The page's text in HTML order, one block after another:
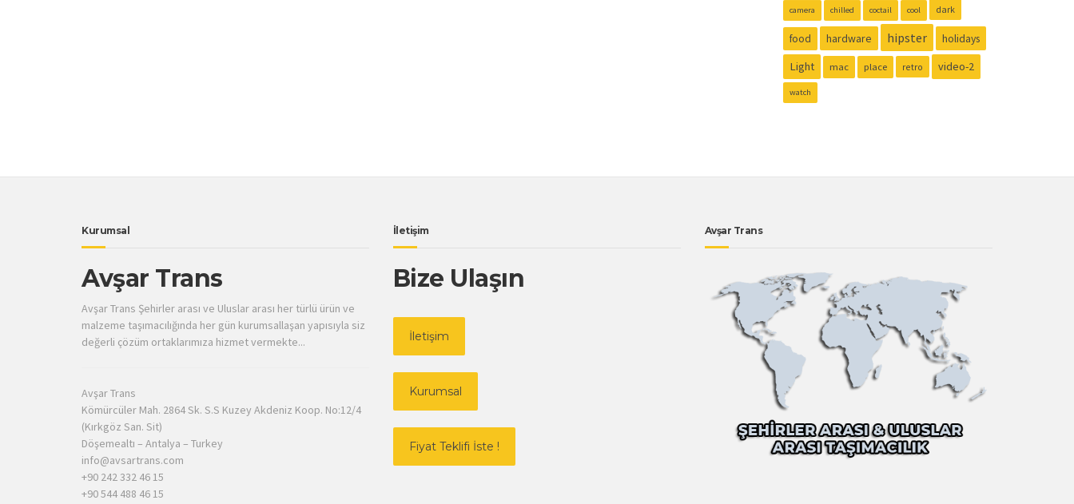
camera chilled coctail cool dark
food hardware hipster
holidays
Light
mac place retro video-2
watch
Kurumsal
Avşar Trans
Avşar Trans Şehirler arası ve Uluslar arası her türlü ürün ve
malzeme taşımacılığında her gün kurumsallaşan yapısıyla siz
değerli çözüm ortaklarımıza hizmet vermekte...
Avşar Trans
Kömürcüler Mah. 2864 Sk. S.S Kuzey Akdeniz Koop. No:12/4
(Kırkgöz San. Sit)
Döşemealtı – Antalya – Turkey
info@avsartrans.com
+90 242 332 46 15
+90 544 488 46 15
İletişim
Bize Ulaşın
İletişim
Kurumsal
Fiyat Teklifi İste !
Avşar Trans